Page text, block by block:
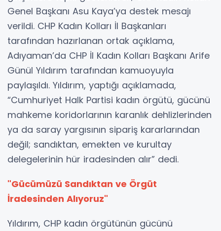
Genel Başkanı Asu Kaya’ya destek mesajı
verildi. CHP Kadın Kolları İl Başkanları
tarafından hazırlanan ortak açıklama,
Adıyaman’da CHP İl Kadın Kolları Başkanı Arife
Günül Yıldırım tarafından kamuoyuyla
paylaşıldı. Yıldırım, yaptığı açıklamada,
“Cumhuriyet Halk Partisi kadın örgütü, gücünü
mahkeme koridorlarının karanlık dehlizlerinden
ya da saray yargısının sipariş kararlarından
değil; sandıktan, emekten ve kurultay
delegelerinin hür iradesinden alır” dedi.
"Gücümüzü Sandıktan ve Örgüt
İradesinden Alıyoruz"
Yıldırım, CHP kadın örgütünün gücünü